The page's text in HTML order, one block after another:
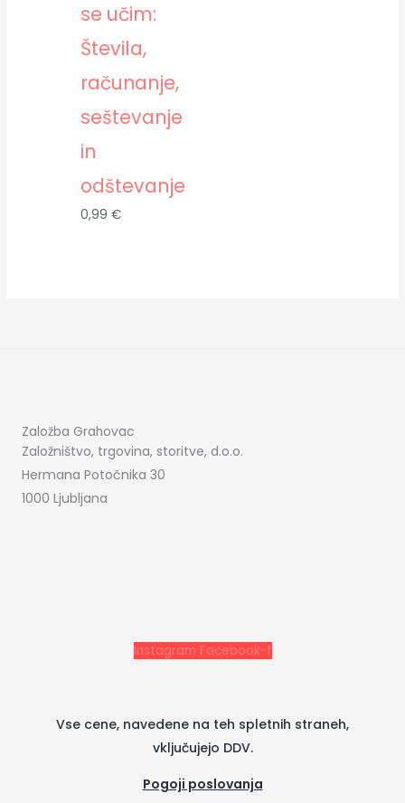
se učim:
Števila,
računanje,
seštevanje
in
odštevanje
0,99€
Založba Grahovac
Založništvo, trgovina, storitve, d.o.o.
Hermana Potočnika 30
1000 Ljubljana
Instagram Facebook-f
Vse cene, navedene na teh spletnih straneh,
vključujejo DDV.
Pogoji poslovanja